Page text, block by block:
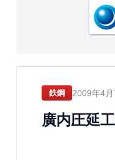
鉄鋼 2009年4
廣内圧延